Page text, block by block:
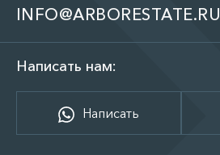
INFO@ARBORESTATE.RU
Написать нам:
Написать